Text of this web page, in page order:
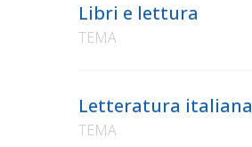
Libri e lettura
TEMA
Letteratura italiana
TEMA